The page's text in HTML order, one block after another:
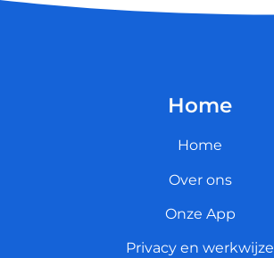
Home
Home
Over ons
Onze App
Privacy en werkwijze